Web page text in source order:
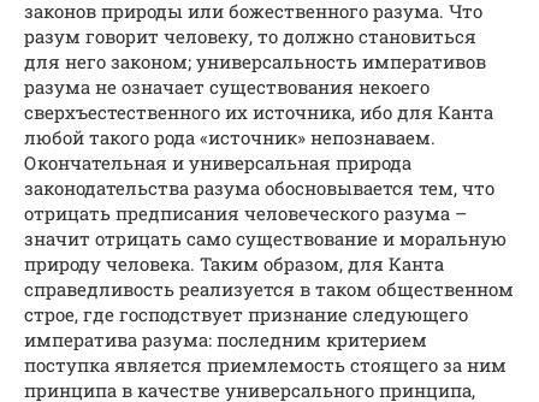
законов природы или божественного разума. Что
разум говорит человеку, то должно становиться
для него законом; универсальность императивов
разума не означает существования некоего
сверхъестественного их источника, ибо для Канта
любой такого рода «источник» непознаваем.
Окончательная и универсальная природа
законодательства разума обосновывается тем, что
отрицать предписания человеческого разума –
значит отрицать само существование и моральную
природу человека. Таким образом, для Канта
справедливость реализуется в таком общественном
строе, где господствует признание следующего
императива разума: последним критерием
поступка является приемлемость стоящего за ним
принципа в качестве универсального принципа,